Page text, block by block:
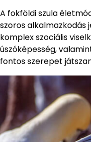
A fokföldi szula
szoros alkalmazkodás
komplex szociális
úszóképesség,
fontos szerepet